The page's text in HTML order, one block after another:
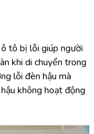
tô bị lỗi giúp người
khi di chuyển trong
lỗi đèn hậu mà
không hoạt động